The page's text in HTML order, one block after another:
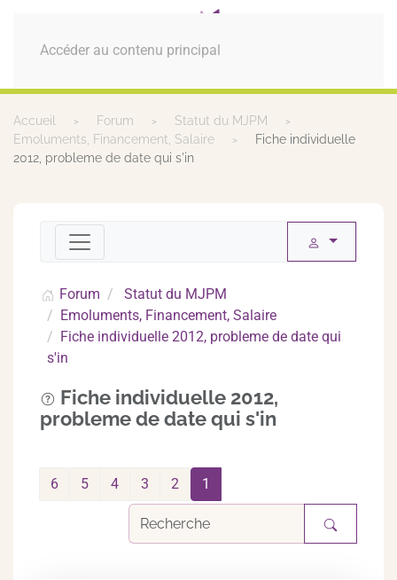
Accéder au contenu principal
MENU
Accueil Forum
Statut du MJPM
Emoluments, Financement, Salaire
Fiche individuelle
2012, probleme de date qui s'in
Forum
Statut du MJPM
Emoluments, Financement, Salaire
Fiche individuelle 2012, probleme de date qui
s'in
Fiche individuelle 2012,
probleme de date qui s'in
1
2
3
4
5
6